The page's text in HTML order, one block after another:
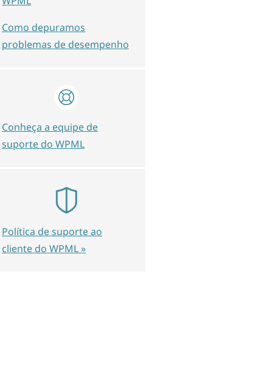
Como depuramos
problemas de desempenho
Conheça a equipe de
suporte do WPML
Política de suporte ao
cliente do WPML »